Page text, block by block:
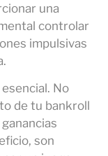
una
controlar
impulsivas
No
de tu bankroll
son